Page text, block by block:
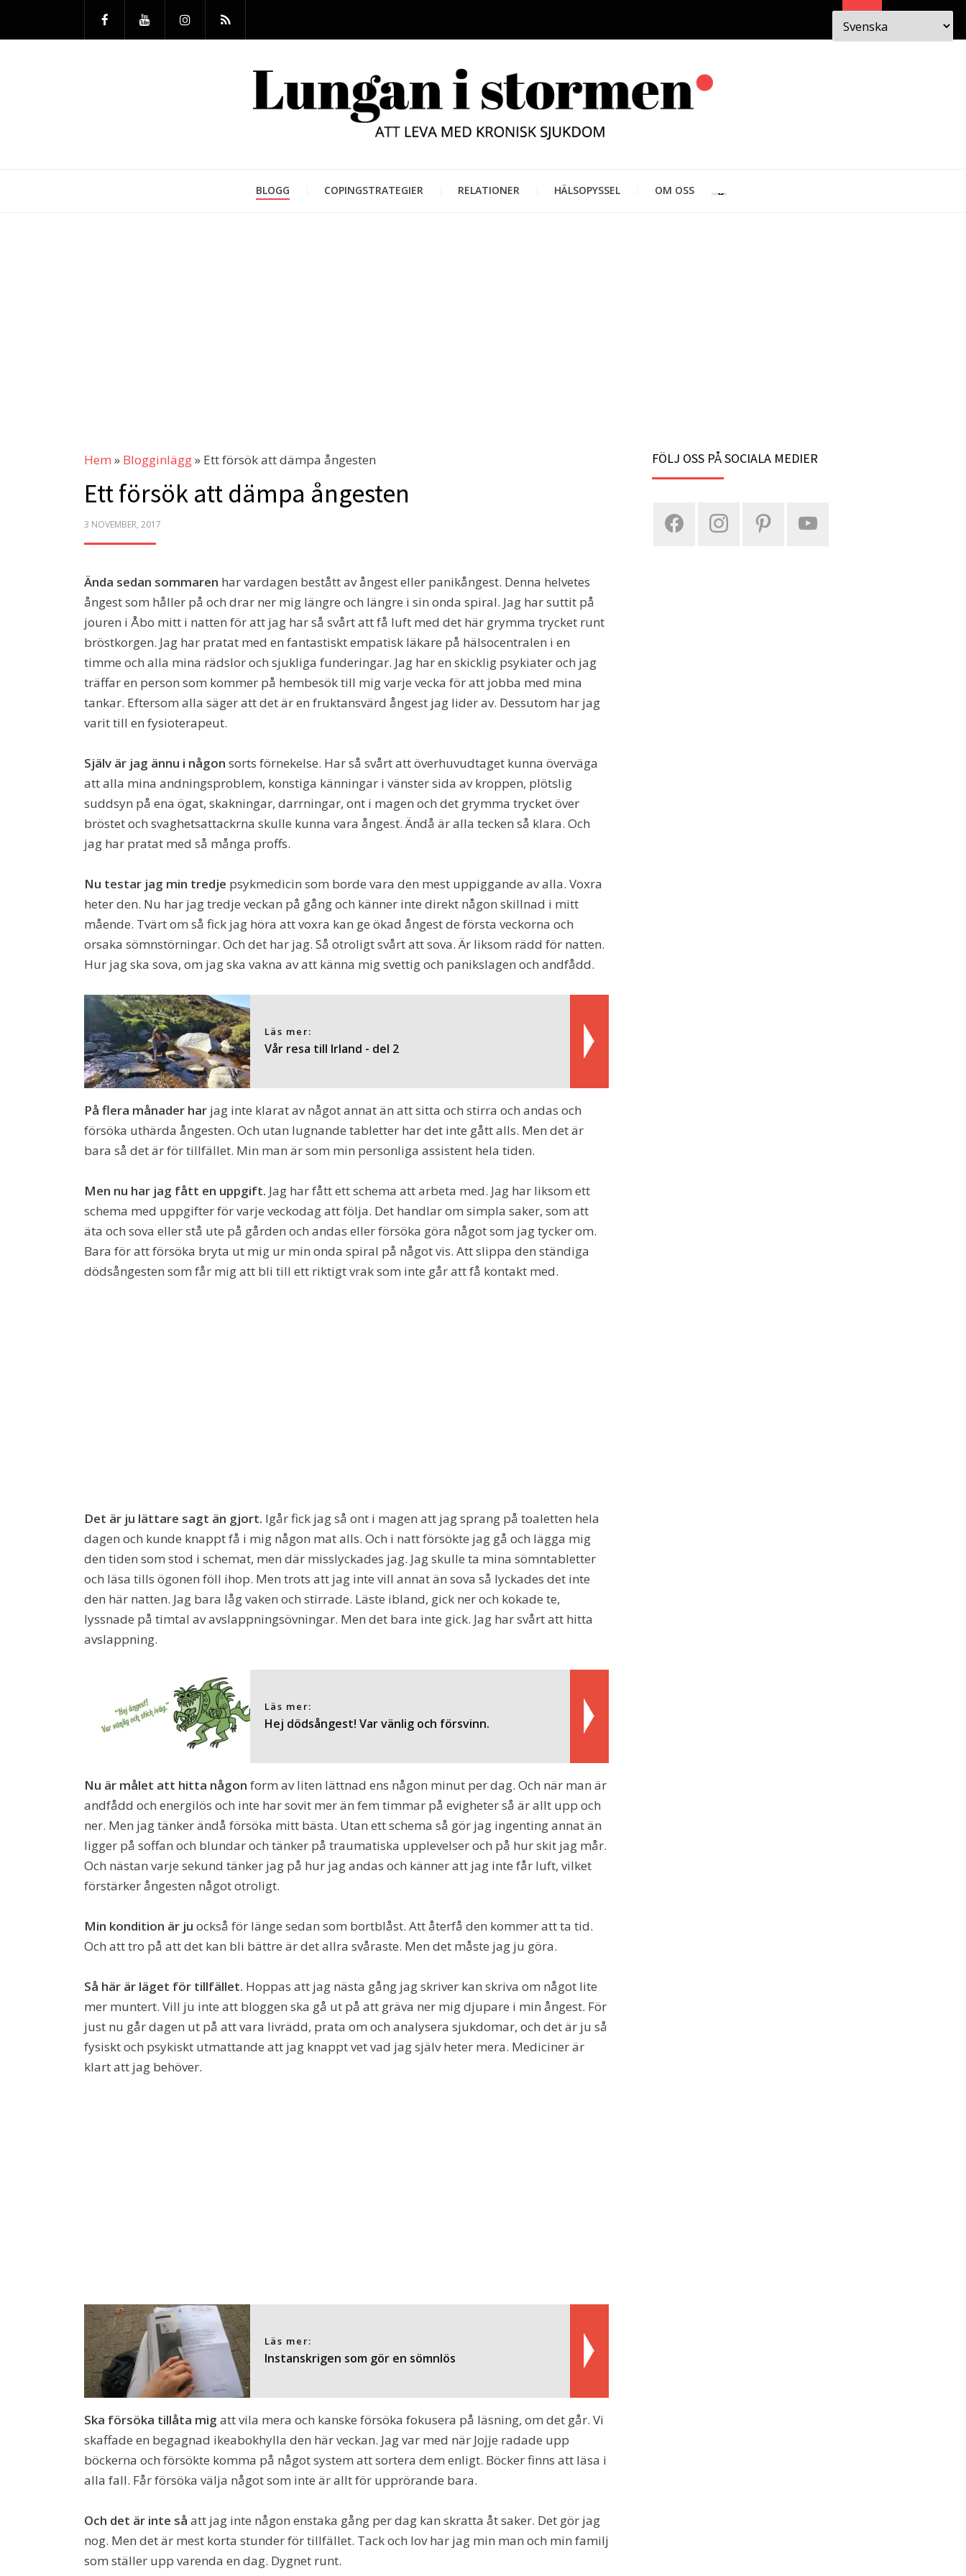
Sök
LUNGAN I
BLOGG COPINGSTRATEGIER RELATIONER HÄLSOPYSSEL OM OSS
Hem » Blogginlägg» Ett försök att dämpa ångesten
Ett försök att dämpa ångesten
POSTED
3 NOVEMBER, 2017
Ända sedan sommaren har vardagen bestått av ångest eller panikångest. Denna helvetes
ångest som håller på och drar ner mig längre och längre i sin onda spiral. Jag har suttit på
jouren i Åbo mitt i natten för att jag har så svårt att få luft med det här grymma trycket runt
bröstkorgen. Jag har pratat med en fantastiskt empatisk läkare på hälsocentralen i en
timme och alla mina rädslor och sjukliga funderingar. Jag har en skicklig psykiater och jag
träffar en person som kommer på hembesök till mig varje vecka för att jobba med mina
tankar. Eftersom alla säger att det är en fruktansvärd ångest jag lider av. Dessutom har jag
varit till en fysioterapeut.
Själv är jag ännu i någon sorts förnekelse. Har så svårt att överhuvudtaget kunna överväga
att alla mina andningsproblem, konstiga känningar i vänster sida av kroppen, plötslig
suddsyn på ena ögat, skakningar, darrningar, ont i magen och det grymma trycket över
bröstet och svaghetsattackrna skulle kunna vara ångest. Ändå är alla tecken så klara. Och
jag har pratat med så många proffs.
Nu testar jag min tredje psykmedicin som borde vara den mest uppiggande av alla. Voxra
heter den. Nu har jag tredje veckan på gång och känner inte direkt någon skillnad i mitt
mående. Tvärt om så fick jag höra att voxra kan ge ökad ångest de första veckorna och
orsaka sömnstörningar. Och det har jag. Så otroligt svårt att sova. Är liksom rädd för natten.
Hur jag ska sova, om jag ska vakna av att känna mig svettig och panikslagen och andfådd.
Läs mer:
Vår resa till Irland - del 2
På flera månader har jag inte klarat av något annat än att sitta och stirra och andas och
försöka uthärda ångesten. Och utan lugnande tabletter har det inte gått alls. Men det är
bara så det är för tillfället. Min man är som min personliga assistent hela tiden.
Men nu har jag fått en uppgift. Jag har fått ett schema att arbeta med. Jag har liksom ett
schema med uppgifter för varje veckodag att följa. Det handlar om simpla saker, som att
äta och sova eller stå ute på gården och andas eller försöka göra något som jag tycker om.
Bara för att försöka bryta ut mig ur min onda spiral på något vis. Att slippa den ständiga
dödsångesten som får mig att bli till ett riktigt vrak som inte går att få kontakt med.
Det är ju lättare sagt än gjort. Igår fick jag så ont i magen att jag sprang på toaletten hela
dagen och kunde knappt få i mig någon mat alls. Och i natt försökte jag gå och lägga mig
den tiden som stod i schemat, men där misslyckades jag. Jag skulle ta mina sömntabletter
och läsa tills ögonen föll ihop. Men trots att jag inte vill annat än sova så lyckades det inte
den här natten. Jag bara låg vaken och stirrade. Läste ibland, gick ner och kokade te,
lyssnade på timtal av avslappningsövningar. Men det bara inte gick. Jag har svårt att hitta
avslappning.
Läs mer:
Hej dödsångest! Var vänlig och försvinn.
Nu är målet att hitta någon form av liten lättnad ens någon minut per dag. Och när man är
andfådd och energilös och inte har sovit mer än fem timmar på evigheter så är allt upp och
ner. Men jag tänker ändå försöka mitt bästa. Utan ett schema så gör jag ingenting annat än
ligger på soffan och blundar och tänker på traumatiska upplevelser och på hur skit jag mår.
Och nästan varje sekund tänker jag på hur jag andas och känner att jag inte får luft, vilket
förstärker ångesten något otroligt.
Min kondition är ju också för länge sedan som bortblåst. Att återfå den kommer att ta tid.
Och att tro på att det kan bli bättre är det allra svåraste. Men det måste jag ju göra.
Så här är läget för tillfället. Hoppas att jag nästa gång jag skriver kan skriva om något lite
mer muntert. Vill ju inte att bloggen ska gå ut på att gräva ner mig djupare i min ångest. För
just nu går dagen ut på att vara livrädd, prata om och analysera sjukdomar, och det är ju så
fysiskt och psykiskt utmattande att jag knappt vet vad jag själv heter mera. Mediciner är
klart att jag behöver.
Läs mer:
Instanskrigen som gör en sömnlös
Ska försöka tillåta mig att vila mera och kanske försöka fokusera på läsning, om det går. Vi
skaffade en begagnad ikeabokhylla den här veckan. Jag var med när Jojje radade upp
böckerna och försökte komma på något system att sortera dem enligt. Böcker finns att läsa i
alla fall. Får försöka välja något som inte är allt för upprörande bara.
Och det är inte så att jag inte någon enstaka gång per dag kan skratta åt saker. Det gör jag
nog. Men det är mest korta stunder för tillfället. Tack och lov har jag min man och min familj
som ställer upp varenda en dag. Dygnet runt.
FÖLJ OSS PÅ SOCIALA MEDIER